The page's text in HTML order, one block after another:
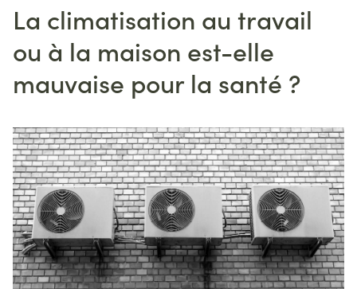
La climatisation au travail
ou à la maison est-elle
mauvaise pour la santé ?